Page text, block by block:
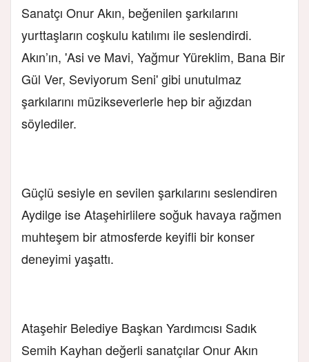
Sanatçı Onur Akın, beğenilen şarkılarını
yurttaşların coşkulu katılımı ile seslendirdi.
Akın’ın, 'Asi ve Mavi, Yağmur Yüreklim, Bana Bir
Gül Ver, Seviyorum Seni' gibi unutulmaz
şarkılarını müzikseverlerle hep bir ağızdan
söylediler.
Güçlü sesiyle en sevilen şarkılarını seslendiren
Aydilge ise Ataşehirlilere soğuk havaya rağmen
muhteşem bir atmosferde keyifli bir konser
deneyimi yaşattı.
Ataşehir Belediye Başkan Yardımcısı Sadık
Semih Kayhan değerli sanatçılar Onur Akın